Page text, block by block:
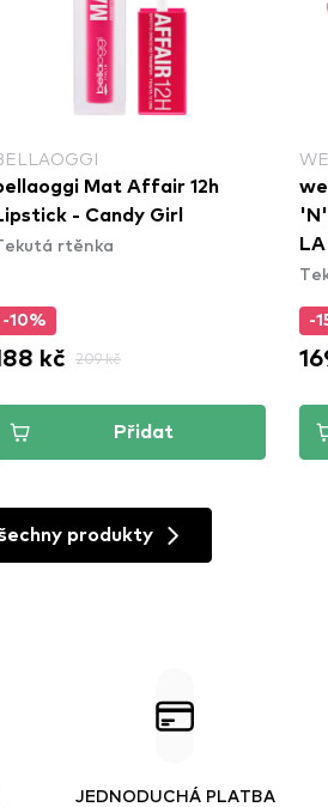
Mat Affair 12h
- Candy Girl
rtěnka
-10%
kč 209 kč
Přidat
'N'
-
produkty
JEDNODUCHÁ PLATBA